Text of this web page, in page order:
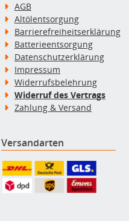
AGB
Altölentsorgung
Barrierefreiheitserklärung
Batterieentsorgung
Datenschutzerklärung
Impressum
Widerrufsbelehrung
Widerruf des Vertrags
Zahlung & Versand
Versandarten